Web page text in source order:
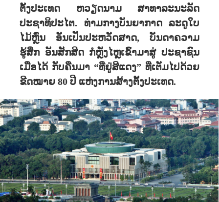
ຕັ້ງປະເທດ ຫວຽດນາມ ສາທາລະນະລັດ
ປະຊາທິປະໄຕ. ທ່າມກາງບັນຍາກາດ ລະດູໃບ
ໄມ້ຫຼົ່ນ ອັນເປັນປະຫວັດສາດ, ບັນດາຄວາມ
ຮູ້ສຶກ ອັນສັກສິດ ກໍຫຼັ່ງໄຫຼເຂົ້າມາສູ່ ປະຊາຊົນ
ເມື່ອໄດ້ ກັບຄືນມາ “ທ່ີຢູ່ສີແດງ” ທີ່ເຕັມໄປດ້ວຍ
ຂີດໝາຍ 80 ປີ ແຫ່ງການສ້າງຕັ້ງປະເທດ.